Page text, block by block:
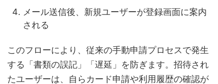
メール送信後、新規ユーザーが登録画面に案内
される
このフローにより、従来の手動申請プロセスで発生
する「書類の誤記」「遅延」を防ぎます。招待され
たユーザーは、自らカード申請や利用履歴の確認が